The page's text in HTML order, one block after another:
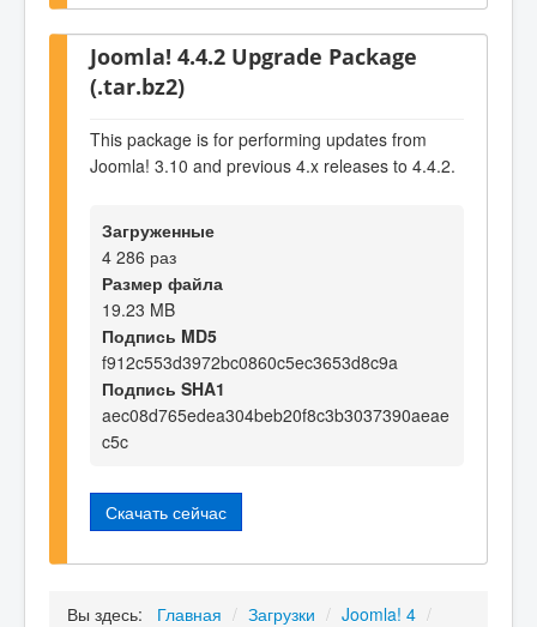
Joomla! 4.4.2 Upgrade Package
(.tar.bz2)
This package is for performing updates from
Joomla! 3.10 and previous 4.x releases to 4.4.2.
Загруженные
4 286 раз
Размер файла
19.23 MB
Подпись MD5
f912c553d3972bc0860c5ec3653d8c9a
Подпись SHA1
aec08d765edea304beb20f8c3b3037390aeae
c5c
Скачать сейчас
Вы здесь: Главная / Загрузки / Joomla! 4 /